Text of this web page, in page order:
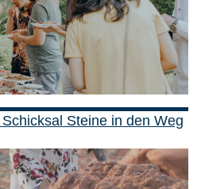
Steine in den Weg